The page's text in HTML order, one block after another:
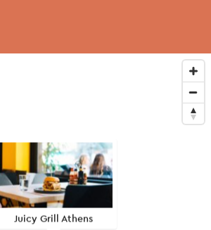
Juicy Grill Athens